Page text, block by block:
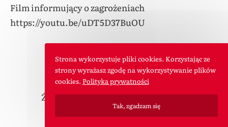
Film informujący o zagrożeniach
https://youtu.be/uDT5D37BuOU
Źródło informacji: PAP MediaRoom
Strona wykorzystuje pliki cookies. Korzystając ze
strony wyrażasz zgodę na wykorzystywanie plików
cookies. Polityka prywatności
Tak, zgadzam się